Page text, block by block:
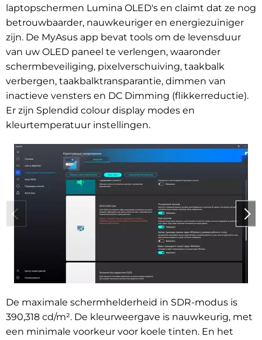
laptopschermen Lumina OLED's en claimt dat ze nog
betrouwbaarder, nauwkeuriger en energiezuiniger
zijn. De MyAsus app bevat tools om de levensduur
van uw OLED paneel te verlengen, waaronder
schermbeveiliging, pixelverschuiving, taakbalk
verbergen, taakbalktransparantie, dimmen van
inactieve vensters en DC Dimming (flikkerreductie).
Er zijn Splendid colour display modes en
kleurtemperatuur instellingen.
De maximale schermhelderheid in SDR-modus is
390,318 cd/m². De kleurweergave is nauwkeurig, met
een minimale voorkeur voor koele tinten. En het